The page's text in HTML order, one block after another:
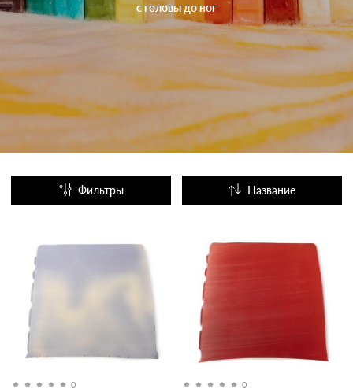
с головы до ног
Фильтры Название
0 0